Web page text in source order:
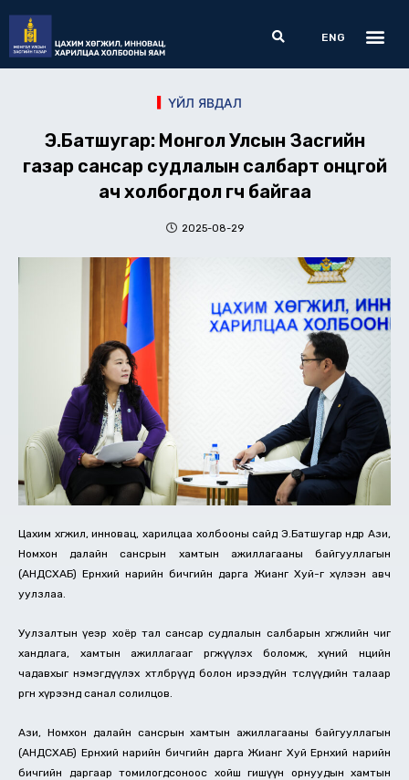
content
Search
ENG
ҮЙЛ ЯВДАЛ
Э.Батшугар: Монгол Улсын Засгийн
газар сансар судлалын салбарт онцгой
ач холбогдол өгч байгаа
2025-08-29
Цахим хөгжил, инновац, харилцаа холбооны сайд Э.Батшугар өнөөдөр Ази,
Номхон далайн сансрын хамтын ажиллагааны байгууллагын
(АНДСХАБ) Ерөнхий нарийн бичгийн дарга Жианг Хуй-г хүлээн авч
уулзлаа.
Уулзалтын үеэр хоёр тал сансар судлалын салбарын хөгжлийн чиг
хандлага, хамтын ажиллагааг өргөжүүлэх боломж, хүний нөөцийн
чадавхыг нэмэгдүүлэх хөтөлбөрүүд болон ирээдүйн төслүүдийн талаар
өргөн хүрээнд санал солилцов.
Ази, Номхон далайн сансрын хамтын ажиллагааны байгууллагын
(АНДСХАБ) Ерөнхий нарийн бичгийн дарга Жианг Хуй Ерөнхий нарийн
бичгийн даргаар томилогдсоноос хойш гишүүн орнуудын хамтын